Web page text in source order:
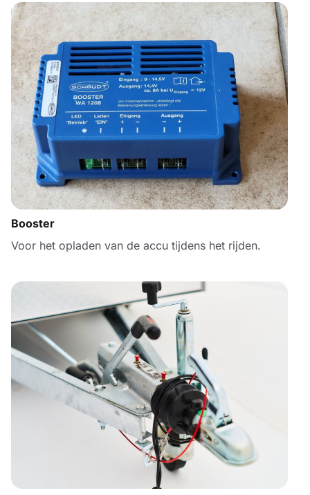
Booster
Voor het opladen van de accu tijdens het rijden.